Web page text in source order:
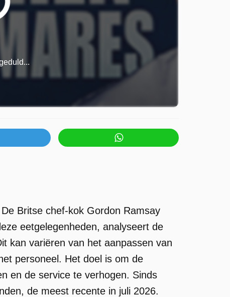
Britse chef-kok Gordon Ramsay
eetgelegenheden, analyseert de
kan variëren van het aanpassen van
personeel. Het doel is om de
en de service te verhogen. Sinds
de meest recente in juli 2026.